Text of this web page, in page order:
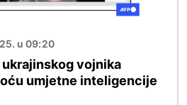
u 09:20
vojnika
umjetne inteligencije